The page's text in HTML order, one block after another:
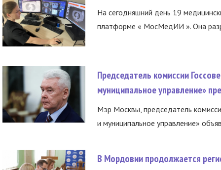
На сегодняшний день 19
платформе « МосМедИИ ». Она
Председатель комиссии
муниципальное управление»
Мэр Москвы, председатель
и муниципальное управление»
В Мордовии продолжается